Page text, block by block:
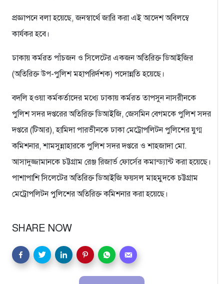
প্রজ্ঞাপনে বলা হয়েছে, জনস্বার্থে জারি করা এই আদেশ অবিলম্বে
কার্যকর হবে।
ঢাকায় কর্মরত পাঁচজন ও সিলেটের একজন অতিরিক্ত ডিআইজির
(অতিরিক্ত উপ-পুলিশ মহাপরির্দশক) পদোন্নতি হয়েছে।
বদলি হওয়া কর্মকর্তাদের মধ্যে ঢাকায় কর্মরত তাপসুন নাসরীনকে
পুলিশ সদর দপ্তরের অতিরিক্ত ডিআইজি, জেসমিন বেগমকে পুলিশ সদর
দপ্তরে (টিআর), হামিদা পারভীনকে ঢাকা মেট্রোপলিটন পুলিশের যুগ্ম
কমিশনার, শামসুন্নাহারকে পুলিশ সদর দপ্তরে ও শাহজাদা মো.
আসাদুজ্জামানকে চট্টগ্রাম রেঞ্জ রিজার্ভ ফোর্সের কমান্ড্যান্ট করা হয়েছে।
পাশাপাশি সিলেটের অতিরিক্ত ডিআইজি ফয়সল মাহমুদকে চট্টগ্রাম
মেট্রোপলিটন পুলিশের অতিরিক্ত কমিশনার করা হয়েছে।
SHARE NOW